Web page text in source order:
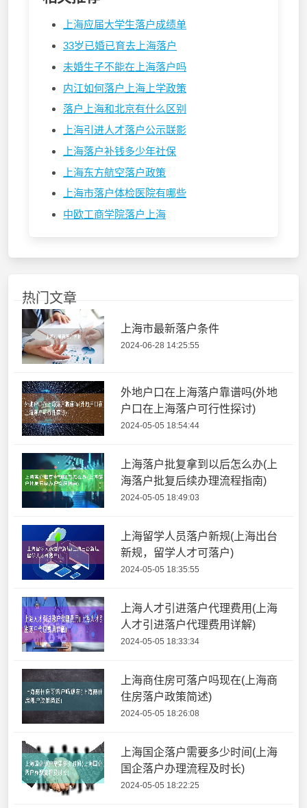
上海应届大学生落户成绩单
33岁已婚已育去上海落户
未婚生子不能在上海落户吗
内江如何落户上海上学政策
落户上海和北京有什么区别
上海引进人才落户公示联影
上海落户补钱多少年社保
上海东方航空落户政策
上海市落户体检医院有哪些
中欧工商学院落户上海
热门文章
上海市最新落户条件
2024-06-28 14:25:55
外地户口在上海落户靠谱吗(外地
户口在上海落户可行性探讨)
2024-05-05 18:54:44
上海落户批复拿到以后怎么办(上
海落户批复后续办理流程指南)
2024-05-05 18:49:03
上海留学人员落户新规(上海出台
新规，留学人才可落户)
2024-05-05 18:35:55
上海人才引进落户代理费用(上海
人才引进落户代理费用详解)
2024-05-05 18:33:34
上海商住房可落户吗现在(上海商
住房落户政策简述)
2024-05-05 18:26:08
上海国企落户需要多少时间(上海
国企落户办理流程及时长)
2024-05-05 18:22:25